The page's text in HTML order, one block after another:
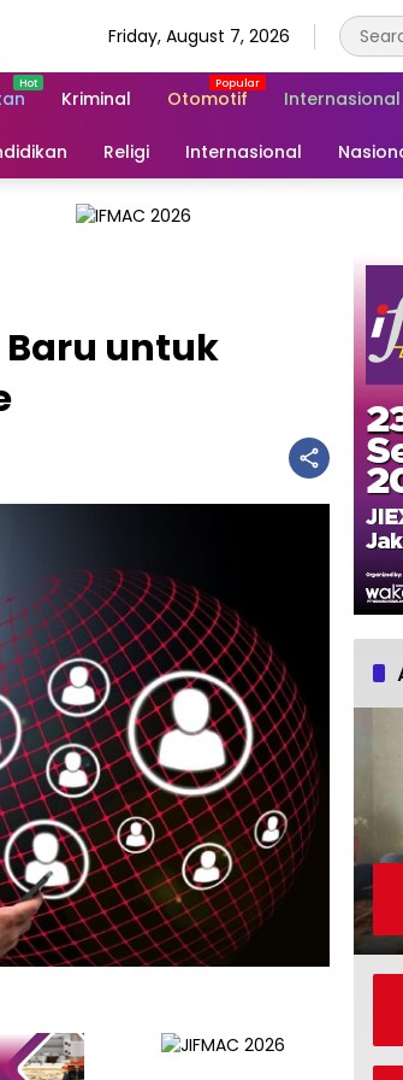
Friday, August 7, 2026
Kriminal Otomotif Internasional
Religi Internasional
Baru untuk